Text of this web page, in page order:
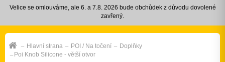
Velice se omlouváme, ale 6. a 7.8. 2026 bude obchůdek z důvodu dovolené
zavřený.
Hlavní strana POI / Na točení
Doplňky
Poi Knob Silicone - větší otvor